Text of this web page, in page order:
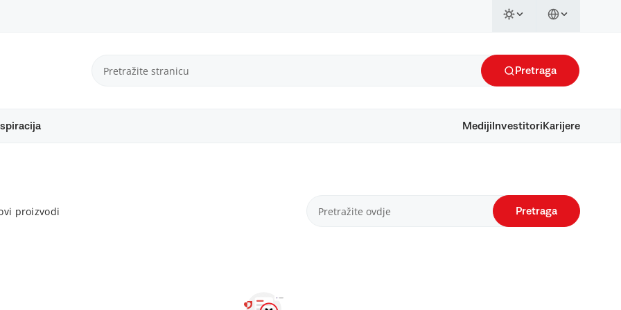
Pretraga
Mediji Investitori Karijere
proizvodi Pretraga